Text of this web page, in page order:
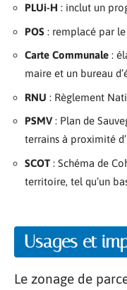
PLUi-H : inclut un
POS : remplacé par
Carte Communale :
maire et un bureau
RNU : Règlement
PSMV : Plan de
terrains à proximité
SCOT : Schéma de
territoire, tel qu’un
Usages et
Le zonage de